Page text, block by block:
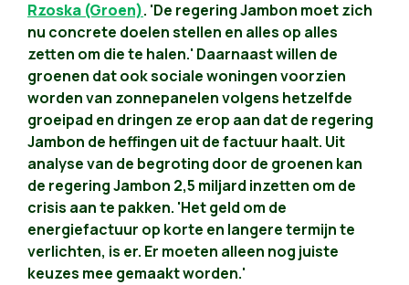
Rzoska (Groen). 'De regering Jambon moet zich
nu concrete doelen stellen en alles op alles
zetten om die te halen.' Daarnaast willen de
groenen dat ook sociale woningen voorzien
worden van zonnepanelen volgens hetzelfde
groeipad en dringen ze erop aan dat de regering
Jambon de heffingen uit de factuur haalt. Uit
analyse van de begroting door de groenen kan
de regering Jambon 2,5 miljard inzetten om de
crisis aan te pakken. 'Het geld om de
energiefactuur op korte en langere termijn te
verlichten, is er. Er moeten alleen nog juiste
keuzes mee gemaakt worden.'